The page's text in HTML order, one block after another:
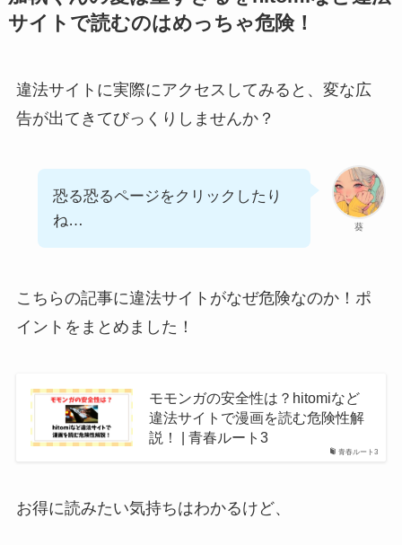
サイトで読むのはめっちゃ危険！
違法サイトに実際にアクセスしてみると、変な広
告が出てきてびっくりしませんか？
葵
恐る恐るページをクリックしたり
ね…
こちらの記事に違法サイトがなぜ危険なのか！ポ
イントをまとめました！
青春ルート3
モモンガの安全性は？hitomiなど
違法サイトで漫画を読む危険性解
説！ | 青春ルート3
お得に読みたい気持ちはわかるけど、